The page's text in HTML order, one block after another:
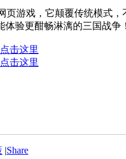
页游戏，它颠覆传统模式，
体验更酣畅淋漓的三国战争
击这里
击这里
|Share